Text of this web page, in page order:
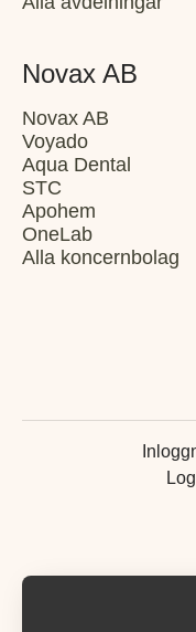
Novax AB
Novax AB
Voyado
Aqua Dental
STC
Apohem
OneLab
Alla koncernbolag